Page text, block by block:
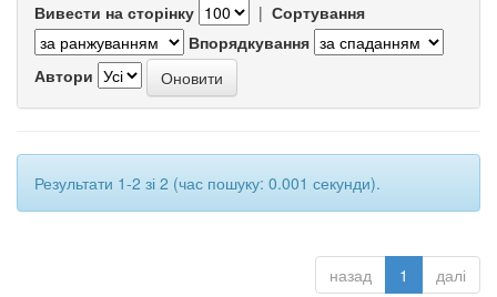
Вивести на сторінку | Сортування
Впорядкування
Автори
Результати 1-2 зі 2 (час пошуку: 0.001 секунди).
назад 1 далі